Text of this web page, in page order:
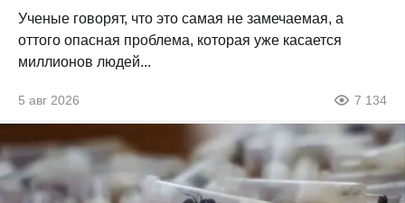
Ученые говорят, что это самая не замечаемая, а
оттого опасная проблема, которая уже касается
миллионов людей...
5 авг 2026 7 134